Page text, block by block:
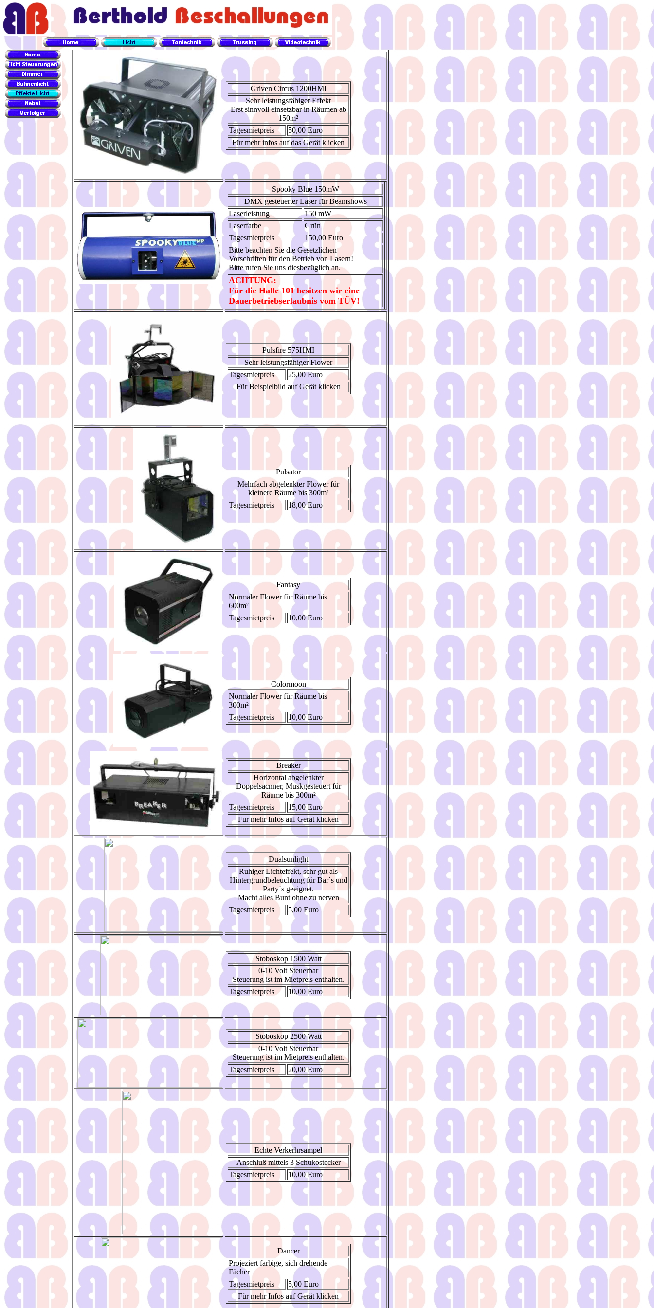
Griven Circus 1200HMI
Sehr leistungsfähiger Effekt
Erst sinnvoll einsetzbar in Räumen ab
150m²
Tagesmietpreis
50,00 Euro
Für mehr infos auf das Gerät klicken
Spooky Blue 150mW
DMX gesteuerter Laser für Beamshows
Laserleistung
150 mW
Laserfarbe
Grün
Tagesmietpreis
150,00 Euro
Bitte beachten Sie die Gesetzlichen
Vorschriften für den Betrieb von Lasern!
Bitte rufen Sie uns diesbezüglich an.
ACHTUNG:
Für die Halle 101 besitzen wir eine
Dauerbetriebserlaubnis vom TÜV!
Pulsfire 575HMI
Sehr leistungsfähiger Flower
Tagesmietpreis
25,00 Euro
Für Beispielbild auf Gerät klicken
Pulsator
Mehrfach abgelenkter Flower für
kleinere Räume bis 300m²
Tagesmietpreis
18,00 Euro
Fantasy
Normaler Flower für Räume bis
600m²
Tagesmietpreis
10,00 Euro
Colormoon
Normaler Flower für Räume bis
300m²
Tagesmietpreis
10,00 Euro
Breaker
Horizontal abgelenkter
Doppelsacnner, Muskgesteuert für
Räume bis 300m²
Tagesmietpreis
15,00 Euro
Für mehr Infos auf Gerät klicken
Dualsunlight
Ruhiger Lichteffekt, sehr gut als
Hintergrundbeleuchtung für Bar´s und
Party´s geeignet.
Macht alles Bunt ohne zu nerven
Tagesmietpreis
5,00 Euro
Stoboskop 1500 Watt
0-10 Volt Steuerbar
Steuerung ist im Mietpreis enthalten.
Tagesmietpreis
10,00 Euro
Stoboskop 2500 Watt
0-10 Volt Steuerbar
Steuerung ist im Mietpreis enthalten.
Tagesmietpreis
20,00 Euro
Echte Verkerhrsampel
Anschluß mittels 3 Schukostecker
Tagesmietpreis
10,00 Euro
Dancer
Projeziert farbige, sich drehende
Fächer
Tagesmietpreis
5,00 Euro
Für mehr Infos auf Gerät klicken